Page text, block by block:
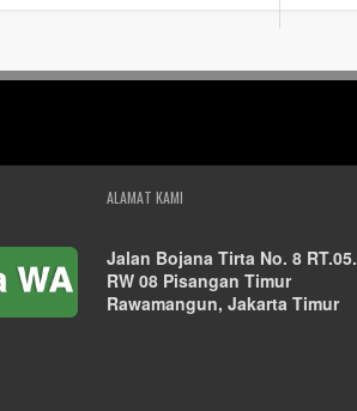
ALAMAT KAMI
Jalan Bojana Tirta No. 8 RT.05.
RW 08 Pisangan Timur
Rawamangun, Jakarta Timur